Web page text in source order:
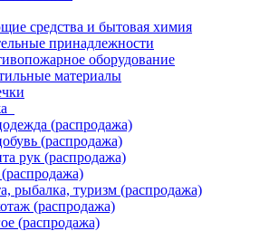
средства и бытовая химия
принадлежности
оборудование
материалы
(распродажа)
(распродажа)
рук (распродажа)
рыбалка, туризм (распродажа)
(распродажа)
(распродажа)